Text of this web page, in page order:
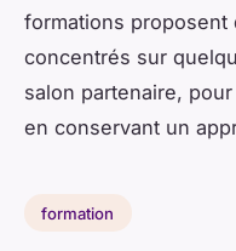
formations
concentrés sur
salon partenaire,
en conservant un
formation